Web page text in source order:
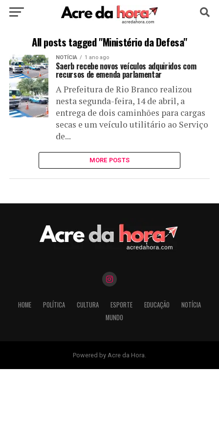
HOME POLÍTICA CULTURA ESPORTE
EDUCAÇÃO NOTÍCIA MUNDO
All posts tagged "Ministério da Defesa"
NOTÍCIA 1 ano ago
Saerb recebe novos veículos adquiridos com
recursos de emenda parlamentar
A Prefeitura de Rio Branco realizou
nesta segunda-feira, 14 de abril, a
entrega de dois caminhões para cargas
secas e um veículo utilitário ao Serviço
de...
MORE POSTS
HOME POLÍTICA CULTURA ESPORTE EDUCAÇÃO
NOTÍCIA
MUNDO
Powered by Acre da Hora.